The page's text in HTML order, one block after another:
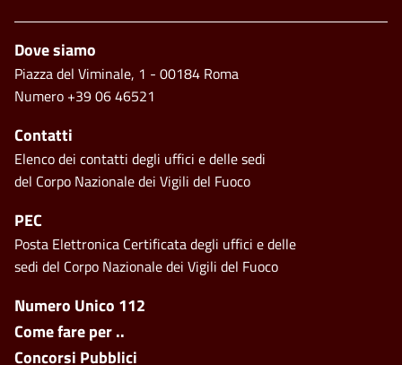
Footer side menu
Numero Unico 112
Come fare per ..
Concorsi Pubblici
Footer
Dove siamo
Piazza del Viminale, 1 - 00184 Roma
Numero +39 06 46521
Contatti
Elenco dei contatti degli uffici e delle sedi
del Corpo Nazionale dei Vigili del Fuoco
PEC
Posta Elettronica Certificata degli uffici e delle
sedi del Corpo Nazionale dei Vigili del Fuoco